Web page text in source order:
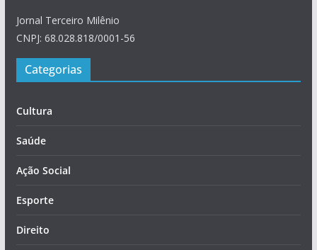
Jornal Terceiro Milênio
CNPJ: 68.028.818/0001-56
Categorias
Cultura
Saúde
Ação Social
Esporte
Direito